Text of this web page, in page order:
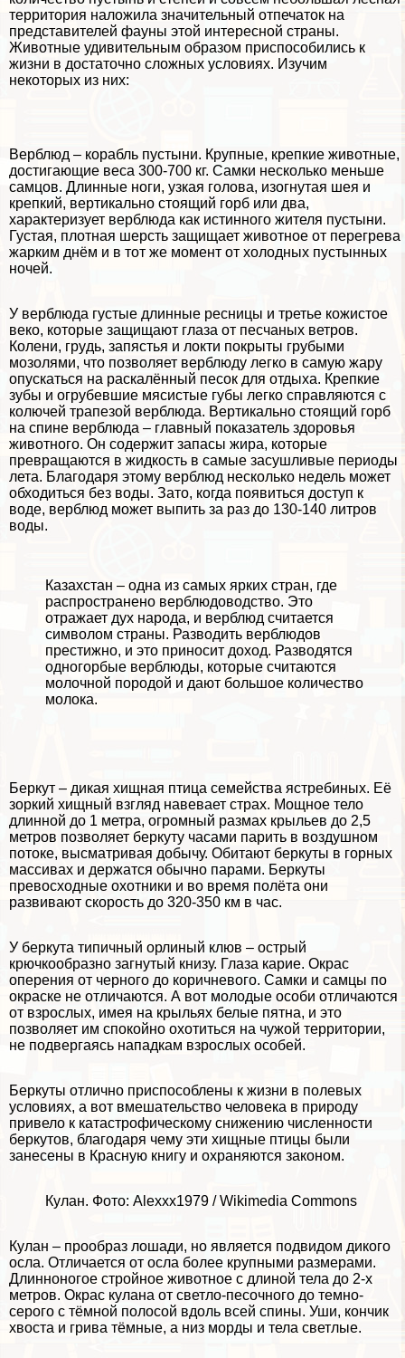
территория наложила значительный отпечаток на
представителей фауны этой интересной страны.
Животные удивительным образом приспособились к
жизни в достаточно сложных условиях. Изучим
некоторых из них:
Верблюд – корабль пустыни. Крупные, крепкие животные,
достигающие веса 300-700 кг. Самки несколько меньше
самцов. Длинные ноги, узкая голова, изогнутая шея и
крепкий, вертикально стоящий горб или два,
хаpaктеризует верблюда как истинного жителя пустыни.
Густая, плотная шерсть защищает животное от перегрева
жарким днём и в тот же момент от холодных пустынных
ночей.
У верблюда густые длинные ресницы и третье кожистое
веко, которые защищают глаза от песчаных ветров.
Колени, гpyдь, запястья и локти покрыты грубыми
мозолями, что позволяет верблюду легко в самую жару
опускаться на раскалённый песок для отдыха. Крепкие
зубы и огрубевшие мясистые губы легко справляются с
колючей трапезой верблюда. Вертикально стоящий горб
на спине верблюда – главный показатель здоровья
животного. Он содержит запасы жира, которые
превращаются в жидкость в самые засушливые периоды
лета. Благодаря этому верблюд несколько недель может
обходиться без воды. Зато, когда появиться доступ к
воде, верблюд может выпить за раз до 130-140 литров
воды.
Казахстан – одна из самых ярких стран, где
распространено верблюдоводство. Это
отражает дух народа, и верблюд считается
символом страны. Разводить верблюдов
престижно, и это приносит доход. Разводятся
одногорбые верблюды, которые считаются
молочной породой и дают большое количество
молока.
Беркут – дикая хищная птица семейства ястребиных. Её
зоркий хищный взгляд навевает страх. Мощное тело
длинной до 1 метра, огромный размах крыльев до 2,5
метров позволяет беркуту часами парить в воздушном
потоке, высматривая добычу. Обитают беркуты в горных
массивах и держатся обычно парами. Беркуты
превосходные охотники и во время полёта они
развивают скорость до 320-350 км в час.
У беркута типичный орлиный клюв – острый
крючкообразно загнутый книзу. Глаза карие. Окрас
оперения от черного до коричневого. Самки и самцы по
окраске не отличаются. А вот молодые особи отличаются
от взрослых, имея на крыльях белые пятна, и это
позволяет им спокойно охотиться на чужой территории,
не подвергаясь нападкам взрослых особей.
Беркуты отлично приспособлены к жизни в полевых
условиях, а вот вмешательство человека в природу
привело к катастрофическому снижению численности
беркутов, благодаря чему эти хищные птицы были
занесены в Красную книгу и охраняются законом.
Кулан. Фото: Alexxx1979 / Wikimedia Commons
Кулан – прообраз лошади, но является подвидом дикого
осла. Отличается от осла более крупными размерами.
Длинноногое стройное животное с длиной тела до 2-х
метров. Окрас кулана от светло-песочного до темно-
серого с тёмной полосой вдоль всей спины. Уши, кончик
хвоста и грива тёмные, а низ морды и тела светлые.